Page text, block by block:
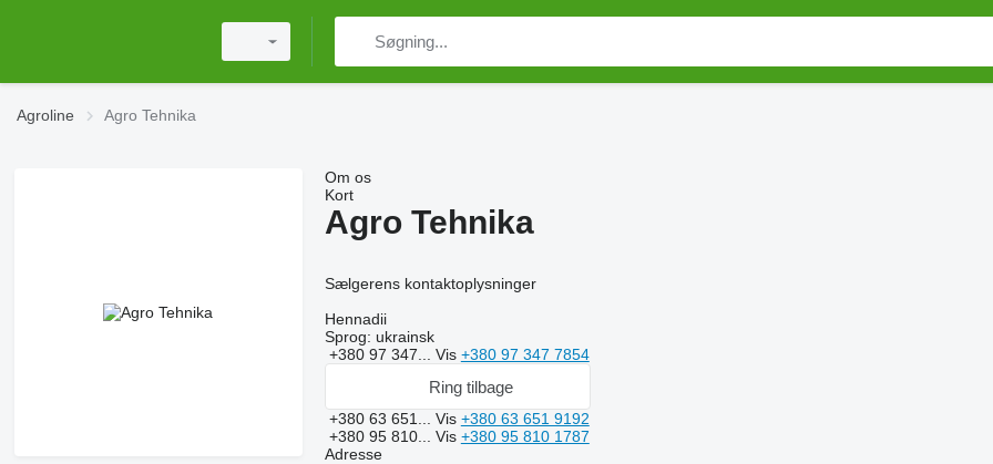
Agroline Agro Tehnika
Om os
Kort
Agro Tehnika
Sælgerens kontaktoplysninger
Hennadii
Sprog: ukrainsk
+380 97 347... Vis +380 97 347 7854
Ring tilbage
+380 63 651... Vis +380 63 651 9192
+380 95 810... Vis +380 95 810 1787
Adresse